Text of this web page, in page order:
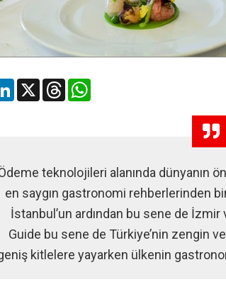
LinkedIn
X Threads
teknolojileri alanında dünyanın
en saygın gastronomi rehberlerinden
İstanbul’un ardından bu sene de
Guide bu sene de Türkiye’nin zengin
kitlelere yayarken ülkenin